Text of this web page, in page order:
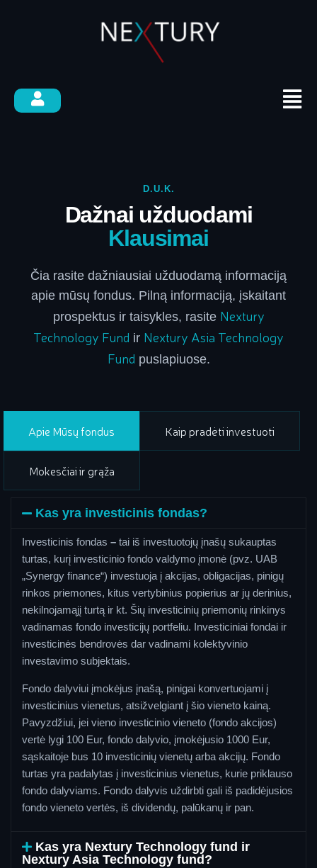
D.U.K.
Dažnai užduodami
Klausimai
Čia rasite dažniausiai užduodamą informaciją
apie mūsų fondus. Pilną informaciją, įskaitant
prospektus ir taisykles, rasite Nextury
Technology Fund ir Nextury Asia Technology
Fund puslapiuose.
Apie Mūsų fondus Kaip pradėti investuoti
Mokesčiai ir grąža
Kas yra investicinis fondas?
Investicinis fondas – tai iš investuotojų įnašų sukauptas
turtas, kurį investicinio fondo valdymo įmonė (pvz. UAB
„Synergy finance“) investuoja į akcijas, obligacijas, pinigų
rinkos priemones, kitus vertybinius popierius ar jų derinius,
nekilnojamąjį turtą ir kt. Šių investicinių priemonių rinkinys
vadinamas fondo investicijų portfeliu. Investiciniai fondai ir
investicinės bendrovės dar vadinami kolektyvinio
investavimo subjektais.
Fondo dalyviui įmokėjus įnašą, pinigai konvertuojami į
investicinius vienetus, atsižvelgiant į šio vieneto kainą.
Pavyzdžiui, jei vieno investicinio vieneto (fondo akcijos)
vertė lygi 100 Eur, fondo dalyvio, įmokėjusio 1000 Eur,
sąskaitoje bus 10 investicinių vienetų arba akcijų. Fondo
turtas yra padalytas į investicinius vienetus, kurie priklauso
fondo dalyviams. Fondo dalyvis uždirbti gali iš padidėjusios
fondo vieneto vertės, iš dividendų, palūkanų ir pan.
Kas yra Nextury Technology fund ir
Nextury Asia Technology fund?